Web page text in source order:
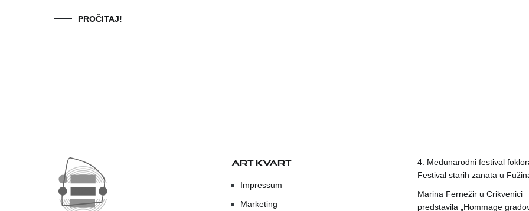
PROČITAJ!
ART KVART
Impressum
Marketing
4. Međunarodni festival
Festival starih zanata u
Marina Fernežir u Crikvenici
predstavila „Hommage